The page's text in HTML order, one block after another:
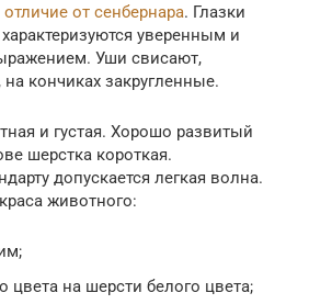
отличие от сенбернара. Глазки
уверенным и
Уши свисают,
кончиках закругленные.
и густая. Хорошо развитый
шерстка короткая.
допускается легкая волна.
животного:
цвета на шерсти белого цвета;